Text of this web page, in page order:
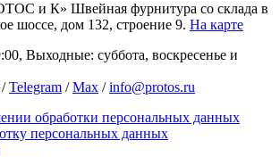
и К» Швейная фурнитура со склада в
шоссе, дом 132, строение 9. На карте
Выходные: суббота, воскресенье и
/Telegram /Max /info@protos.ru
обработки персональных данных
персональных данных